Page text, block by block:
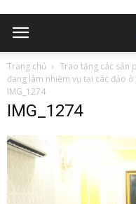
Trang chủ
Trao tặng các sản
đang làm nhiệm vụ tại các đảo
IMG_1274
IMG_1274